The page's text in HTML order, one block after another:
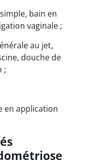
bain en
vaginale ;
au jet,
douche de
;
en application